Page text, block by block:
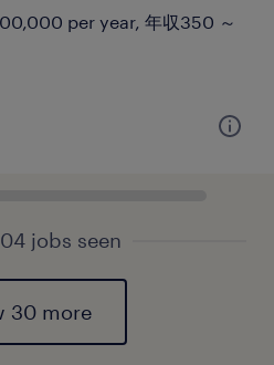
per year, 年収350 ～
jobs seen
30 more